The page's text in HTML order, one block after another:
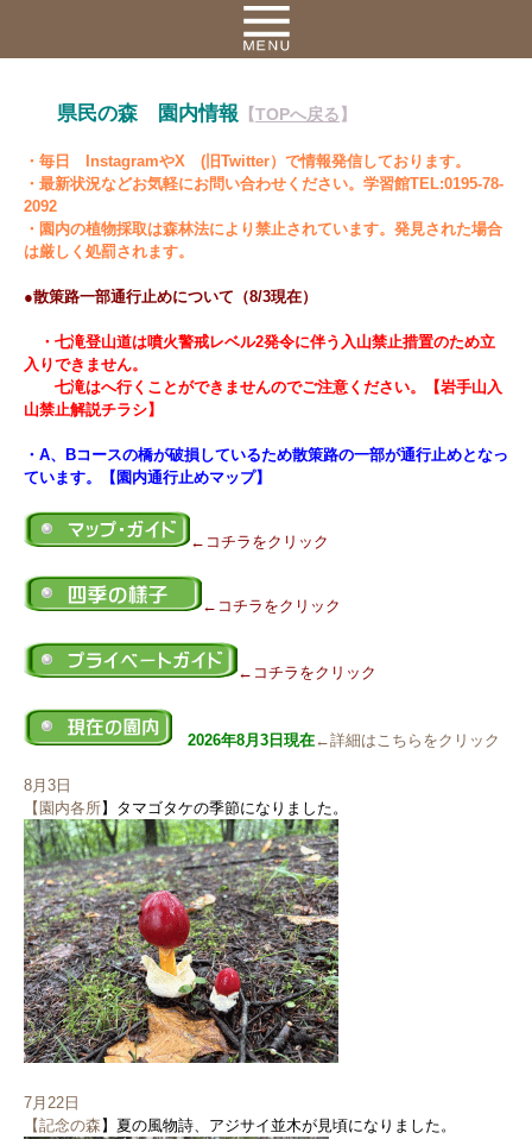
県民の森 園内情報 【TOPへ戻る】
・毎日 InstagramやX (旧Twitter）で情報発信しております。
・最新状況などお気軽にお問い合わせください。学習館TEL:0195-78-
2092
・園内の植物採取は森林法により禁止されています。発見された場合
は厳しく処罰されます。
●散策路一部通行止めについて（8/3現在）
・七滝登山道は噴火警戒レベル2発令に伴う入山禁止措置のため立
入りできません。
七滝はへ行くことができませんのでご注意ください。【岩手山入
山禁止解説チラシ】
・A、Bコースの橋が破損しているため散策路の一部が通行止めとなっ
ています。【園内通行止めマップ】
←コチラをクリック
←コチラをクリック
←コチラをクリック
2026年8月3日現在←詳細はこちらをクリック
8月3日
【園内各所】タマゴタケの季節になりました。
7月22日
【記念の森 】夏の風物詩、アジサイ並木が見頃になりました。